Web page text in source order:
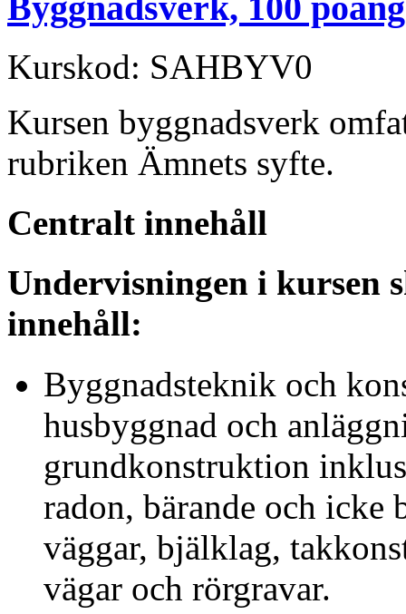
Kurskod: SAHBYV0
Kursen byggnadsverk
rubriken Ämnets syfte.
Centralt innehåll
Undervisningen i kursen
innehåll:
Byggnadsteknik och
husbyggnad och
grundkonstruktion
radon, bärande och icke
väggar, bjälklag,
vägar och rörgravar.